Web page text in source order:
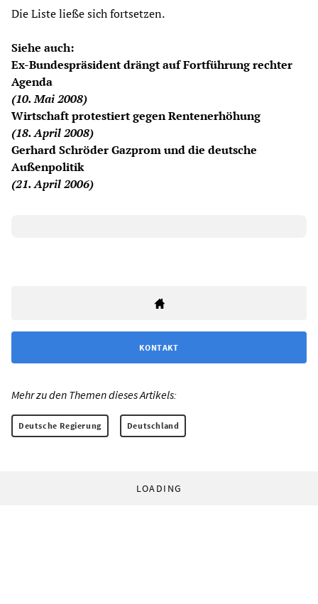
Die Liste ließe sich fortsetzen.
Siehe auch:
Ex-Bundespräsident drängt auf Fortführung rechter
Agenda
(10. Mai 2008)
Wirtschaft protestiert gegen Rentenerhöhung
(18. April 2008)
Gerhard Schröder Gazprom und die deutsche
Außenpolitik
(21. April 2006)
KONTAKT
Mehr zu den Themen dieses Artikels:
Deutsche Regierung Deutschland
LOADING